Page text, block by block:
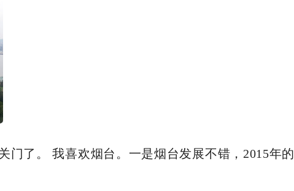
门了。 我喜欢烟台。一是烟台发展不错，2015年的